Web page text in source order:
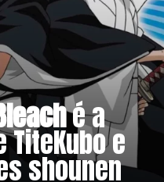
é a
e
shounen